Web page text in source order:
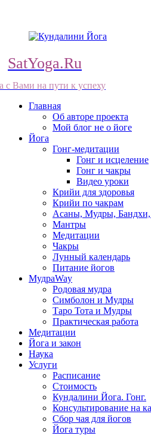
SatYoga.Ru
с Вами на пути к успеху
Главная
Об авторе проекта
Мой блог не о йоге
Йога
Гонг-медитации
Гонг и исцеление
Гонг и чакры
Видео уроки
Крийи для здоровья
Крийи по чакрам
Асаны, Мудры,
Мантры
Медитации
Чакры
Лунный календарь
Питание йогов
МудраWay
Родовая мудра
Симболон и Мудры
Таро Тота и Мудры
Практическая работа
Медитации
Йога и закон
Наука
Услуги
Расписание
Стоимость
Кундалини Йога. Гонг.
Консультирование на
Сбор чая для йогов
Йога туры